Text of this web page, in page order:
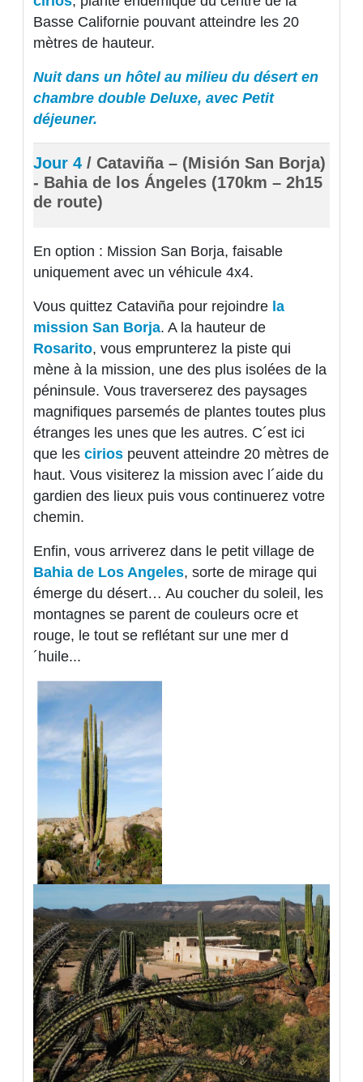
Basse Californie pouvant atteindre les 20
mètres de hauteur.
Nuit dans un hôtel au milieu du désert en
chambre double Deluxe, avec Petit
déjeuner.
Jour 4 / Cataviña – (Misión San Borja)
- Bahia de los Ángeles (170km – 2h15
de route)
En option : Mission San Borja, faisable
uniquement avec un véhicule 4x4.
Vous quittez Cataviña pour rejoindre la
mission San Borja. A la hauteur de
Rosarito, vous emprunterez la piste qui
mène à la mission, une des plus isolées de la
péninsule. Vous traverserez des paysages
magnifiques parsemés de plantes toutes plus
étranges les unes que les autres. C´est ici
que les cirios peuvent atteindre 20 mètres de
haut. Vous visiterez la mission avec l´aide du
gardien des lieux puis vous continuerez votre
chemin.
Enfin, vous arriverez dans le petit village de
Bahia de Los Angeles, sorte de mirage qui
émerge du désert… Au coucher du soleil, les
montagnes se parent de couleurs ocre et
rouge, le tout se reflétant sur une mer d
´huile...